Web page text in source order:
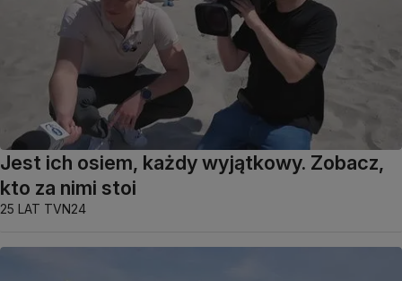
Jest ich osiem, każdy wyjątkowy. Zobacz,
kto za nimi stoi
25 LAT TVN24